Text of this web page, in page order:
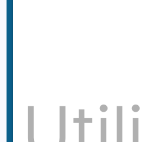
Parceiros
Chez Bernard